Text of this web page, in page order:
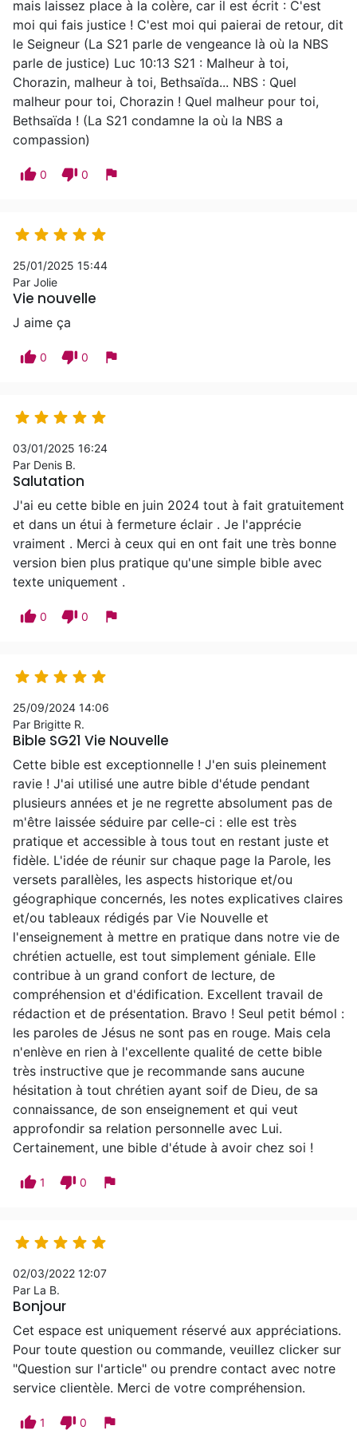
mais laissez place à la colère, car il est écrit : C'est
moi qui fais justice ! C'est moi qui paierai de retour, dit
le Seigneur (La S21 parle de vengeance là où la NBS
parle de justice) Luc 10:13 S21 : Malheur à toi,
Chorazin, malheur à toi, Bethsaïda... NBS : Quel
malheur pour toi, Chorazin ! Quel malheur pour toi,
Bethsaïda ! (La S21 condamne la où la NBS a
compassion)
thumb_up 0 thumb_down 0 flag
    
25/01/2025 15:44
Par Jolie
Vie nouvelle
J aime ça
thumb_up 0 thumb_down 0 flag
    
03/01/2025 16:24
Par Denis B.
Salutation
J'ai eu cette bible en juin 2024 tout à fait gratuitement
et dans un étui à fermeture éclair . Je l'apprécie
vraiment . Merci à ceux qui en ont fait une très bonne
version bien plus pratique qu'une simple bible avec
texte uniquement .
thumb_up 0 thumb_down 0 flag
    
25/09/2024 14:06
Par Brigitte R.
Bible SG21 Vie Nouvelle
Cette bible est exceptionnelle ! J'en suis pleinement
ravie ! J'ai utilisé une autre bible d'étude pendant
plusieurs années et je ne regrette absolument pas de
m'être laissée séduire par celle-ci : elle est très
pratique et accessible à tous tout en restant juste et
fidèle. L'idée de réunir sur chaque page la Parole, les
versets parallèles, les aspects historique et/ou
géographique concernés, les notes explicatives claires
et/ou tableaux rédigés par Vie Nouvelle et
l'enseignement à mettre en pratique dans notre vie de
chrétien actuelle, est tout simplement géniale. Elle
contribue à un grand confort de lecture, de
compréhension et d'édification. Excellent travail de
rédaction et de présentation. Bravo ! Seul petit bémol :
les paroles de Jésus ne sont pas en rouge. Mais cela
n'enlève en rien à l'excellente qualité de cette bible
très instructive que je recommande sans aucune
hésitation à tout chrétien ayant soif de Dieu, de sa
connaissance, de son enseignement et qui veut
approfondir sa relation personnelle avec Lui.
Certainement, une bible d'étude à avoir chez soi !
thumb_up 1 thumb_down 0 flag
    
02/03/2022 12:07
Par La B.
Bonjour
Cet espace est uniquement réservé aux appréciations.
Pour toute question ou commande, veuillez clicker sur
"Question sur l'article" ou prendre contact avec notre
service clientèle. Merci de votre compréhension.
thumb_up 1 thumb_down 0 flag